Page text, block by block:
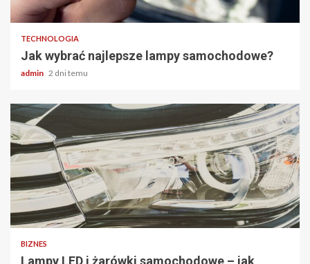
2 min odczytu
TECHNOLOGIA
Jak wybrać najlepsze lampy samochodowe?
admin 2 dni temu
2 min odczytu
BIZNES
Lampy LED i żarówki samochodowe – jak